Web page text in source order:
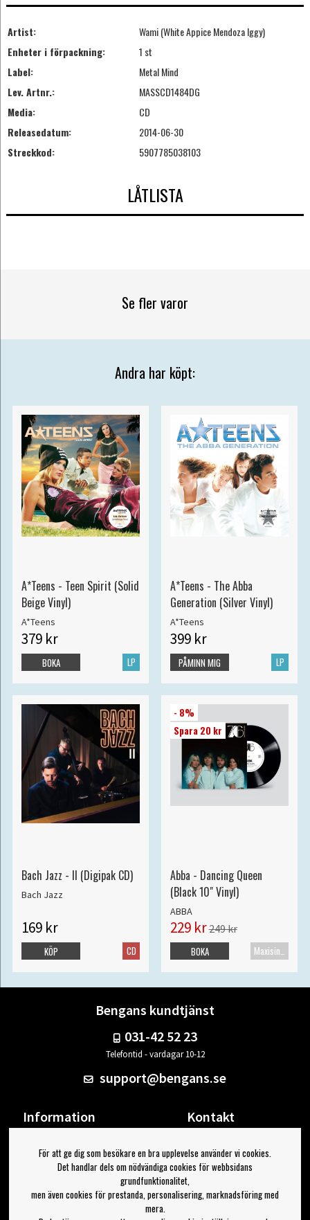
Artist:
Wami (White Appice Mendoza Iggy)
Enheter i förpackning:
1 st
Label:
Metal Mind
Lev. Artnr.:
MASSCD1484DG
Media:
CD
Releasedatum:
2014-06-30
Streckkod:
5907785038103
LÅTLISTA
Se fler varor
Andra har köpt:
A*Teens - Teen Spirit (Solid
Beige Vinyl)
A*Teens
379 kr
LP
BOKA
A*Teens - The Abba
Generation (Silver Vinyl)
A*Teens
399 kr
LP
PÅMINN MIG
Bach Jazz - II (Digipak CD)
Bach Jazz
169 kr
CD
KÖP
- 8%
Spara 20 kr
Abba - Dancing Queen
(Black 10" Vinyl)
ABBA
229 kr249 kr
Maxisingel
BOKA
Bengans kundtjänst
031-42 52 23
Telefontid - vardagar 10-12
support@bengans.se
Information
Om Bengans
FAQ / Köp- & Leveransvillkor
Kontakt
Din sida
Logga ut
Jag vill ha tips från Bengans
För att ge dig som besökare en bra upplevelse använder vi cookies.
Det handlar dels om nödvändiga cookies för webbsidans
grundfunktionalitet,
men även cookies för prestanda, personalisering, marknadsföring med
mera.